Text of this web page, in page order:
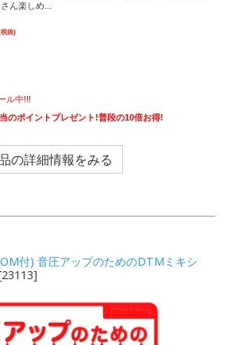
ん楽しめ...
税抜)
ル中!!!
のポイントプレゼント!普段の10倍お得!
の詳細情報をみる
付) 音圧アップのためのDTMミキシ